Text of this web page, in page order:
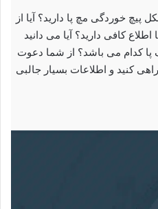
پیچ خوردگی مچ پا دارید؟ آیا از
کافی دارید؟ آیا می دانید
پا کدام می باشد؟ از شما دعوت
کنید و اطلاعات بسیار جالبی